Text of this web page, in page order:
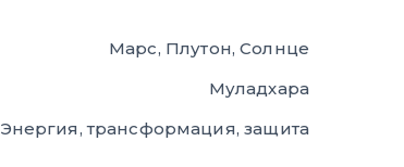
Марс, Плутон, Солнце
Муладхара
Энергия, трансформация, защита